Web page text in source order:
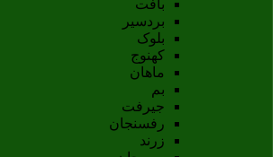
بافت
بردسیر
بلوک
کهنوج
ماهان
بم
جيرفت
رفسنجان
زرند